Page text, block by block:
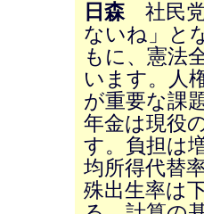
日森社民党
ないね」と
もに、憲法
います。人
が重要な課
年金は現役
す。負担は
均所得代替
殊出生率は